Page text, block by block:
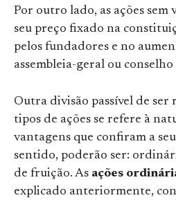
Por outro lado, as ações
seu preço fixado na
pelos fundadores e no
assembleia-geral ou
Outra divisão passível de ser
tipos de ações se refere à
vantagens que confiram a
sentido, poderão ser:
de fruição. As ações
explicado anteriormente,